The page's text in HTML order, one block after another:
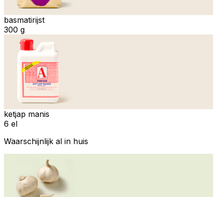
basmatirijst
300 g
ketjap manis
6 el
Waarschijnlijk al in huis